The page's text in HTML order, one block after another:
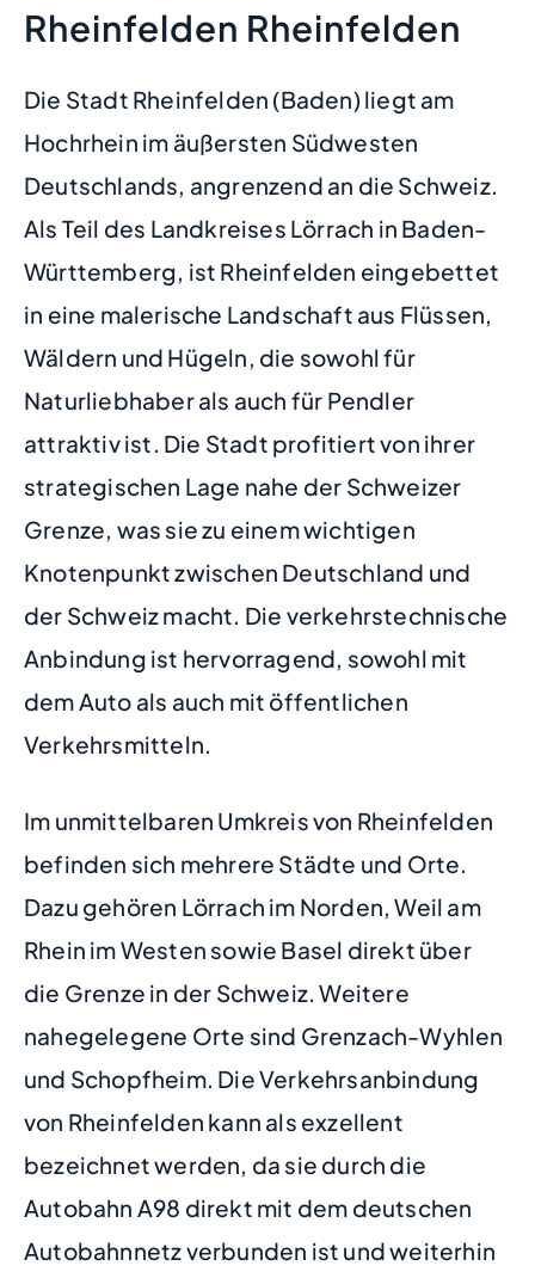
Rheinfelden Rheinfelden
Die Stadt Rheinfelden (Baden) liegt am
Hochrhein im äußersten Südwesten
Deutschlands, angrenzend an die Schweiz.
Als Teil des Landkreises Lörrach in Baden-
Württemberg, ist Rheinfelden eingebettet
in eine malerische Landschaft aus Flüssen,
Wäldern und Hügeln, die sowohl für
Naturliebhaber als auch für Pendler
attraktiv ist. Die Stadt profitiert von ihrer
strategischen Lage nahe der Schweizer
Grenze, was sie zu einem wichtigen
Knotenpunkt zwischen Deutschland und
der Schweiz macht. Die verkehrstechnische
Anbindung ist hervorragend, sowohl mit
dem Auto als auch mit öffentlichen
Verkehrsmitteln.
Im unmittelbaren Umkreis von Rheinfelden
befinden sich mehrere Städte und Orte.
Dazu gehören Lörrach im Norden, Weil am
Rhein im Westen sowie Basel direkt über
die Grenze in der Schweiz. Weitere
nahegelegene Orte sind Grenzach-Wyhlen
und Schopfheim. Die Verkehrsanbindung
von Rheinfelden kann als exzellent
bezeichnet werden, da sie durch die
Autobahn A98 direkt mit dem deutschen
Autobahnnetz verbunden ist und weiterhin